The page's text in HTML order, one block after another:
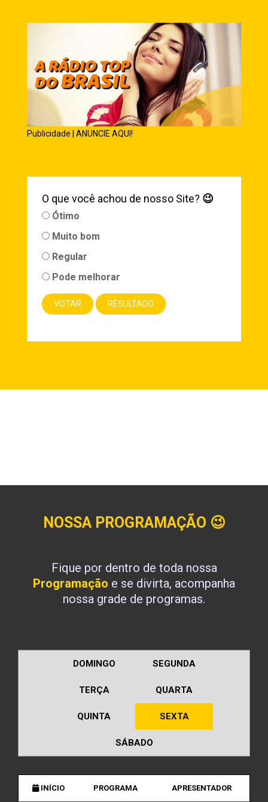
Publicidade | ANUNCIE AQUI!
O que você achou de nosso Site? 😉
Ótimo
Muito bom
Regular
Pode melhorar
NOSSA PROGRAMAÇÃO 😉
Fique por dentro de toda nossa
Programação e se divirta, acompanha
nossa grade de programas.
DOMINGO SEGUNDA
TERÇA QUARTA
QUINTA SEXTA
SÁBADO
INÍCIO PROGRAMA APRESENTADOR